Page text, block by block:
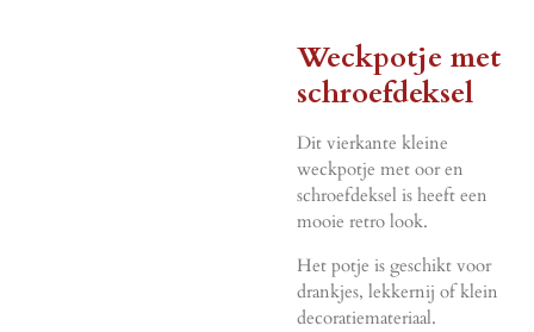
Weckpotje met
schroefdeksel
Dit vierkante kleine
weckpotje met oor en
schroefdeksel is heeft een
mooie retro look.
Het potje is geschikt voor
drankjes, lekkernij of klein
decoratiemateriaal.